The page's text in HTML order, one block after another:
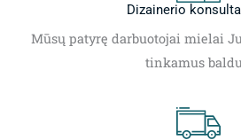
Dizainerio
Mūsų patyrę darbuotojai mielai
tinkamus